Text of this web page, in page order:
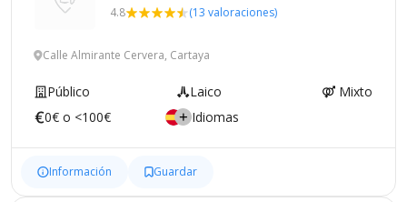
4.8 (13 valoraciones)
Calle Almirante Cervera, Cartaya
Público Laico
Mixto
0€ o <100€
Idiomas
Información Guardar